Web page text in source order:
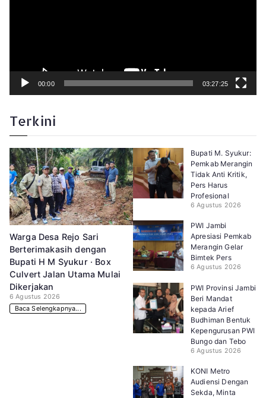
00:00 03:27:25
Terkini
Warga Desa Rejo Sari
Berterimakasih dengan
Bupati H M Syukur · Box
Culvert Jalan Utama Mulai
Dikerjakan
6 Agustus 2026
Baca Selengkapnya...
Bupati M. Syukur:
Pemkab Merangin
Tidak Anti Kritik,
Pers Harus
Profesional
6 Agustus 2026
PWI Jambi
Apresiasi Pemkab
Merangin Gelar
Bimtek Pers
6 Agustus 2026
PWI Provinsi Jambi
Beri Mandat
kepada Arief
Budhiman Bentuk
Kepengurusan PWI
Bungo dan Tebo
6 Agustus 2026
KONI Metro
Audiensi Dengan
Sekda, Minta